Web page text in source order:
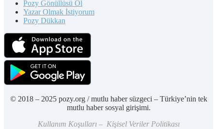
Pozy Gönüllüsü Ol
Yazar Olmak İstiyorum
Pozy Dükkan
© 2018 – 2025 pozy.org / mutlu haber süzgeci – Türkiye’nin tek
mutlu haber sosyal girişimi.
Kullanım Koşulları – Kişisel Veriler Politikası